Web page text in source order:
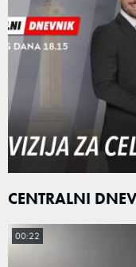
CENTRALNI
00:22